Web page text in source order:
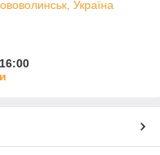
Україна